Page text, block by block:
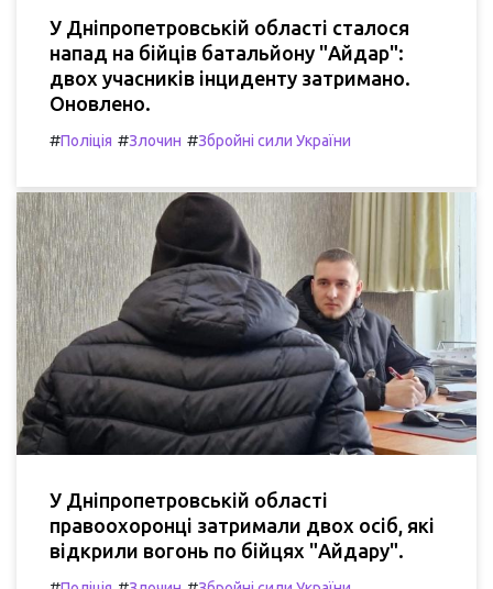
У Дніпропетровській області сталося
напад на бійців батальйону "Айдар":
двох учасників інциденту затримано.
Оновлено.
#Поліція #Злочин #Збройні сили України
У Дніпропетровській області
правоохоронці затримали двох осіб, які
відкрили вогонь по бійцях "Айдару".